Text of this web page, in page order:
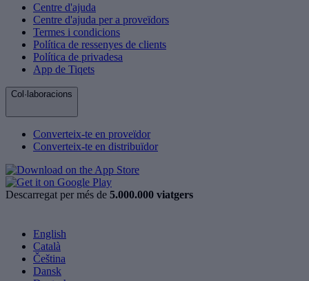
Centre d'ajuda
Centre d'ajuda per a proveïdors
Termes i condicions
Política de ressenyes de clients
Política de privadesa
App de Tiqets
Col·laboracions
Converteix-te en proveïdor
Converteix-te en distribuïdor
Descarregat per més de 5.000.000 viatgers
English
Català
Čeština
Dansk